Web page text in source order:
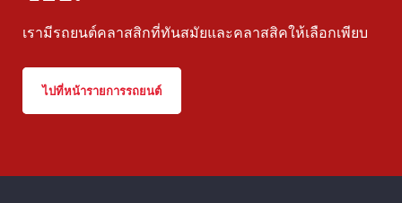
เรามีรถยนต์คลาสสิกที่ทันสมัยและคลาสสิคให้เลือกเพียบ
ไปที่หน้ารายการรถยนต์